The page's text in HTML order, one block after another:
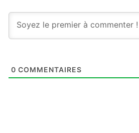
0 COMMENTAIRES